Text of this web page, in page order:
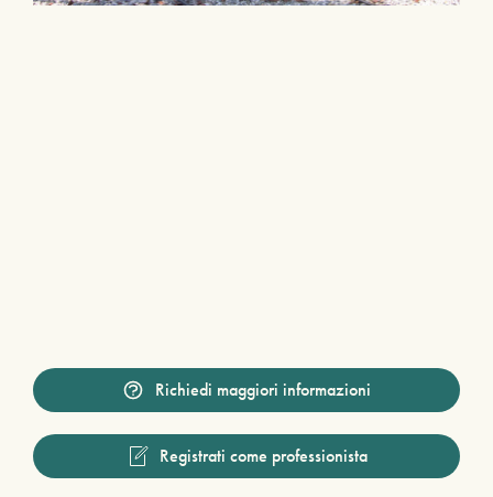
Richiedi maggiori informazioni
Registrati come professionista